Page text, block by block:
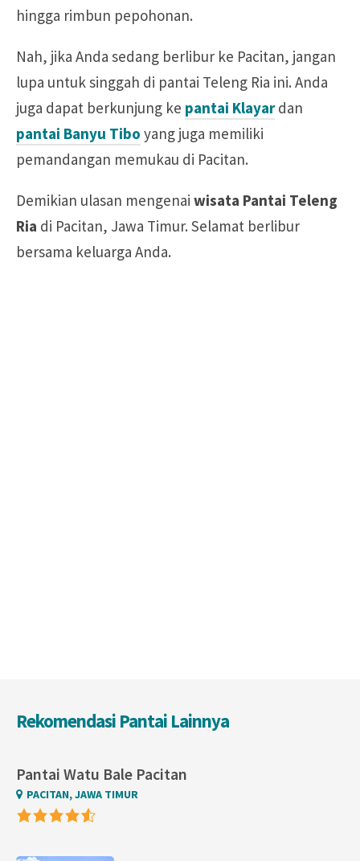
hingga rimbun pepohonan.
Nah, jika Anda sedang berlibur ke Pacitan, jangan
lupa untuk singgah di pantai Teleng Ria ini. Anda
juga dapat berkunjung ke pantai Klayardan
pantai Banyu Tibo yang juga memiliki
pemandangan memukau di Pacitan.
Demikian ulasan mengenai wisata Pantai Teleng
Ria di Pacitan, Jawa Timur. Selamat berlibur
bersama keluarga Anda.
Rekomendasi Pantai Lainnya
Pantai Watu Bale Pacitan
PACITAN, JAWA TIMUR